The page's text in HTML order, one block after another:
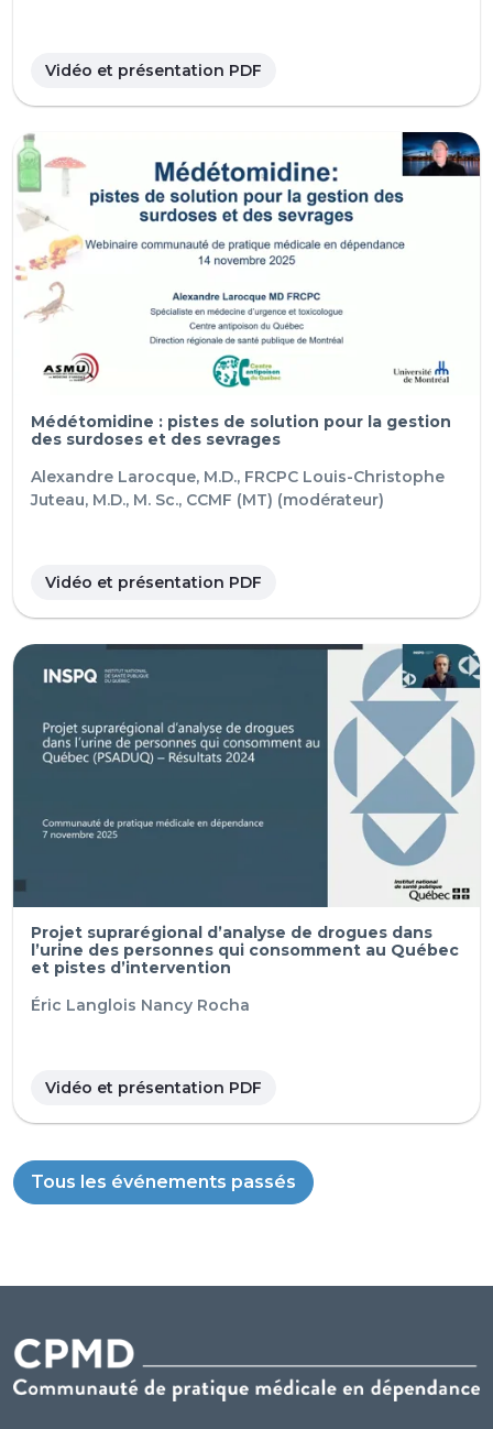
Vidéo et présentation PDF
Médétomidine : pistes de solution pour la gestion
des surdoses et des sevrages
Alexandre Larocque, M.D., FRCPC Louis-Christophe
Juteau, M.D., M. Sc., CCMF (MT) (modérateur)
Vidéo et présentation PDF
Projet suprarégional d’analyse de drogues dans
l’urine des personnes qui consomment au Québec
et pistes d’intervention
Éric Langlois Nancy Rocha
Vidéo et présentation PDF
Tous les événements passés